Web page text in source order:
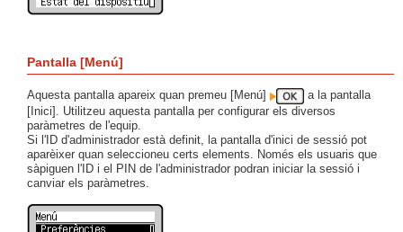
Pantalla [Menú]
Aquesta pantalla apareix quan premeu [Menú]
a la pantalla
[Inici]. Utilitzeu aquesta pantalla per configurar els diversos
paràmetres de l'equip.
Si l'ID d'administrador està definit, la pantalla d'inici de sessió pot
aparèixer quan seleccioneu certs elements. Només els usuaris que
sàpiguen l'ID i el PIN de l'administrador podran iniciar la sessió i
canviar els paràmetres.